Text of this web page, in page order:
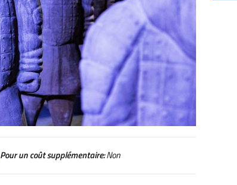
Pour un coût supplémentaire:Non